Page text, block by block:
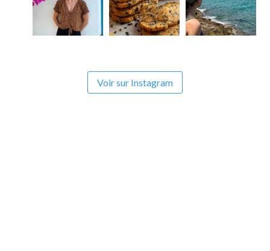
Voir sur Instagram